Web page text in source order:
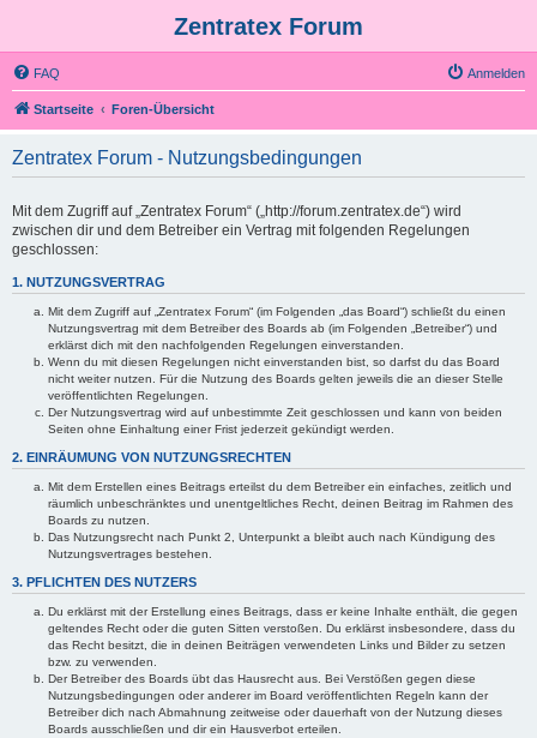
Zentratex Forum
FAQ Anmelden
Startseite Foren-Übersicht
Zentratex Forum - Nutzungsbedingungen
Mit dem Zugriff auf „Zentratex Forum“ („http://forum.zentratex.de“) wird
zwischen dir und dem Betreiber ein Vertrag mit folgenden Regelungen
geschlossen:
1. NUTZUNGSVERTRAG
Mit dem Zugriff auf „Zentratex Forum“ (im Folgenden „das Board“) schließt du einen
Nutzungsvertrag mit dem Betreiber des Boards ab (im Folgenden „Betreiber“) und
erklärst dich mit den nachfolgenden Regelungen einverstanden.
Wenn du mit diesen Regelungen nicht einverstanden bist, so darfst du das Board
nicht weiter nutzen. Für die Nutzung des Boards gelten jeweils die an dieser Stelle
veröffentlichten Regelungen.
Der Nutzungsvertrag wird auf unbestimmte Zeit geschlossen und kann von beiden
Seiten ohne Einhaltung einer Frist jederzeit gekündigt werden.
2. EINRÄUMUNG VON NUTZUNGSRECHTEN
Mit dem Erstellen eines Beitrags erteilst du dem Betreiber ein einfaches, zeitlich und
räumlich unbeschränktes und unentgeltliches Recht, deinen Beitrag im Rahmen des
Boards zu nutzen.
Das Nutzungsrecht nach Punkt 2, Unterpunkt a bleibt auch nach Kündigung des
Nutzungsvertrages bestehen.
3. PFLICHTEN DES NUTZERS
Du erklärst mit der Erstellung eines Beitrags, dass er keine Inhalte enthält, die gegen
geltendes Recht oder die guten Sitten verstoßen. Du erklärst insbesondere, dass du
das Recht besitzt, die in deinen Beiträgen verwendeten Links und Bilder zu setzen
bzw. zu verwenden.
Der Betreiber des Boards übt das Hausrecht aus. Bei Verstößen gegen diese
Nutzungsbedingungen oder anderer im Board veröffentlichten Regeln kann der
Betreiber dich nach Abmahnung zeitweise oder dauerhaft von der Nutzung dieses
Boards ausschließen und dir ein Hausverbot erteilen.